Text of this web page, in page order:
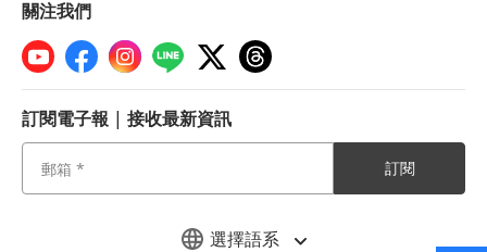
選擇語系
關注我們
訂閱電子報 | 接收最新資訊
訂閱